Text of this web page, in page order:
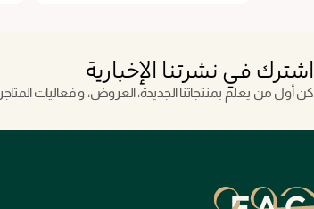
اشترك في نشرتنا الإخبارية
كن أول من يعلم بمنتجاتنا الجديدة، العروض، و فعاليات المتاجر.